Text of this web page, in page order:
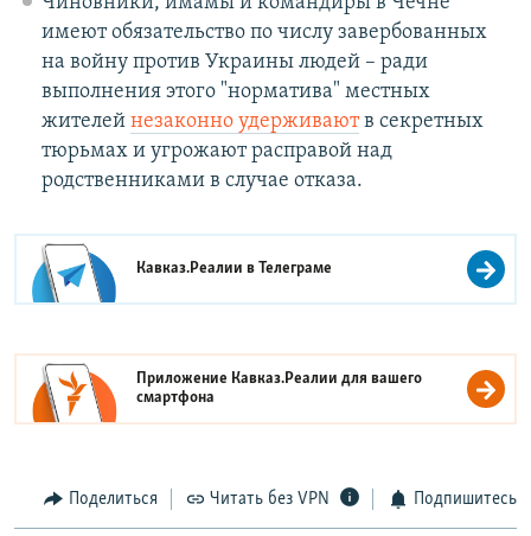
имеют обязательство по числу завербованных
на войну против Украины людей – ради
выполнения этого "норматива" местных
жителей незаконно удерживаютв секретных
тюрьмах и угрожают расправой над
родственниками в случае отказа.
Кавказ.Реалии вТелеграме
Приложение Кавказ.Реалии для вашего
смартфона
Поделиться Читать без VPN Подпишитесь